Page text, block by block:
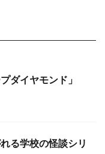
ダイヤモンド」
る学校の怪談シリ